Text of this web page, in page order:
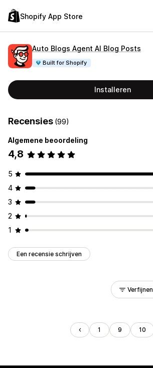
Shopify App Store
Auto Blogs Agent AI Blog Posts
Built for Shopify
Installeren
Recensies (99)
Algemene beoordeling
4,8
5
4
3
2
1
Een recensie schrijven
Verfijnen
1 9 10